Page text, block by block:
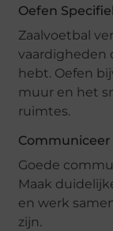
Oefen
Zaalvoetbal
vaardigheden
hebt. Oefen
muur en het
ruimtes.
Goede
Maak
en werk
zijn.